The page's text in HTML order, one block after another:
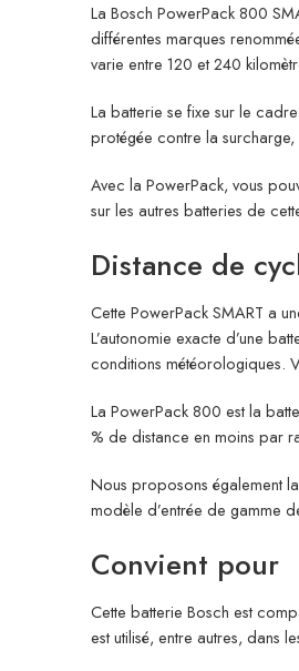
La Bosch PowerPack 800
différentes marques
varie entre 120 et 240
La batterie se fixe sur le
protégée contre la
Avec la PowerPack, vous
sur les autres batteries de
Distance de
Cette PowerPack SMART a
L’autonomie exacte d’une
conditions météorologiques.
La PowerPack 800 est la
% de distance en moins par
Nous proposons également
modèle d’entrée de gamme
Convient pour
Cette batterie Bosch est
est utilisé, entre autres, dans